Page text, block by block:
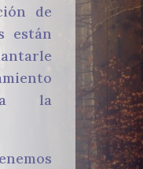
de
están
la